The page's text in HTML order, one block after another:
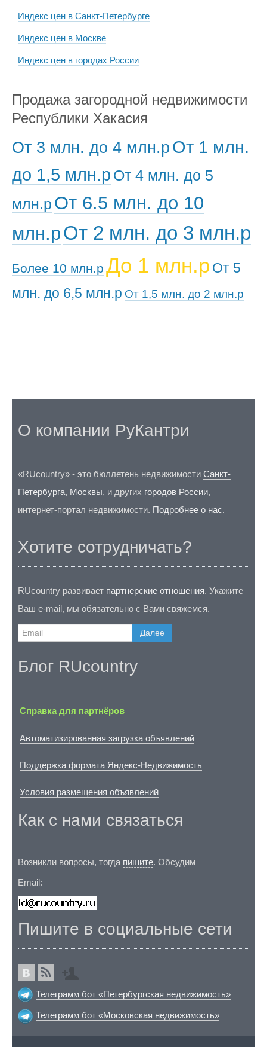
Индекс цен в Санкт-Петербурге
Индекс цен в Москве
Индекс цен в городах России
Продажа загородной недвижимости
Республики Хакасия
От 3 млн. до 4 млн.р От 1 млн.
до 1,5 млн.р От 4 млн. до 5
млн.р От 6.5 млн. до 10
млн.рОт 2 млн. до 3 млн.р
Более 10 млн.р До 1 млн.р От 5
млн. до 6,5 млн.р От 1,5 млн. до 2 млн.р
О компании РуКантри
«RUcountry» - это бюллетень недвижимости Санкт-
Петербурга, Москвы, и других городов России,
интернет-портал недвижимости. Подробнее о нас.
Хотите сотрудничать?
RUcountry развивает партнерские отношения. Укажите
Ваш e-mail, мы обязательно с Вами свяжемся.
Далее
Блог RUcountry
Справка для партнёров
Автоматизированная загрузка объявлений
Поддержка формата Яндекс-Недвижимость
Условия размещения объявлений
Как с нами связаться
Возникли вопросы, тогда пишите. Обсудим
Email:
Пишите в социальные сети
Телеграмм бот «Петербургская недвижимость»
Телеграмм бот «Московская недвижимость»